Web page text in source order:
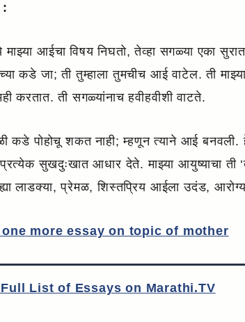
:
माझ्या आईचा विषय निघतो, तेव्हा सगळ्या एका
कडे जा; ती तुम्हाला तुमचीच आई वाटेल. ती
करतात. ती सगळ्यांनाच हवीहवीशी वाटते.
कडे पोहोचू शकत नाही; म्हणून त्याने आई बनवली.
सुखदुःखात आधार देते. माझ्या आयुष्याचा ती
लाडक्या, प्रेमळ, शिस्तप्रिय आईला उदंड,
more essay on topic of mother
List of Essays on Marathi.TV